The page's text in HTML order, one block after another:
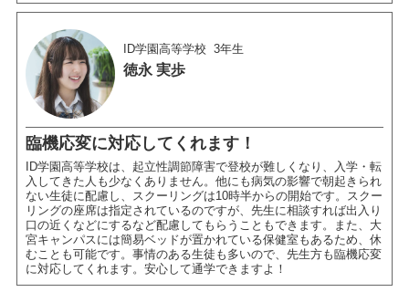
ID学園高等学校 3年生
徳永 実歩
臨機応変に対応してくれます！
ID学園高等学校は、起立性調節障害で登校が難しくなり、入学・転
入してきた人も少なくありません。他にも病気の影響で朝起きられ
ない生徒に配慮し、スクーリングは10時半からの開始です。スクー
リングの座席は指定されているのですが、先生に相談すれば出入り
口の近くなどにするなど配慮してもらうこともできます。また、大
宮キャンパスには簡易ベッドが置かれている保健室もあるため、休
むことも可能です。事情のある生徒も多いので、先生方も臨機応変
に対応してくれます。安心して通学できますよ！